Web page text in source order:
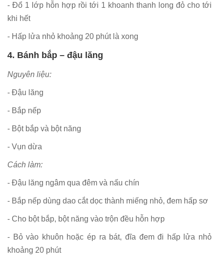
- Đổ 1 lớp hỗn hợp rồi tới 1 khoanh thanh long đỏ cho tới
khi hết
- Hấp lửa nhỏ khoảng 20 phút là xong
4. Bánh bắp – đậu lăng
Nguyên liệu:
- Đậu lăng
- Bắp nếp
- Bột bắp và bột năng
- Vụn dừa
Cách làm:
- Đậu lăng ngâm qua đêm và nấu chín
- Bắp nếp dùng dao cắt dọc thành miếng nhỏ, đem hấp sơ
- Cho bột bắp, bột năng vào trộn đều hỗn hợp
- Bỏ vào khuôn hoặc ép ra bát, đĩa đem đi hấp lửa nhỏ
khoảng 20 phút